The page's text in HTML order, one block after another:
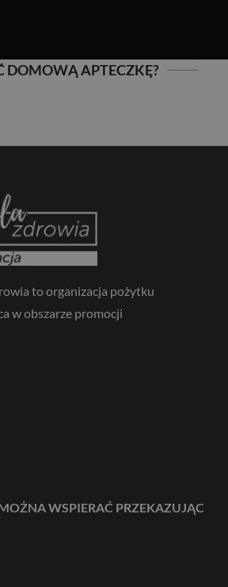
DOMOWĄ APTECZKĘ?
to organizacja pożytku
w obszarze promocji
WSPIERAĆ PRZEKAZUJĄC